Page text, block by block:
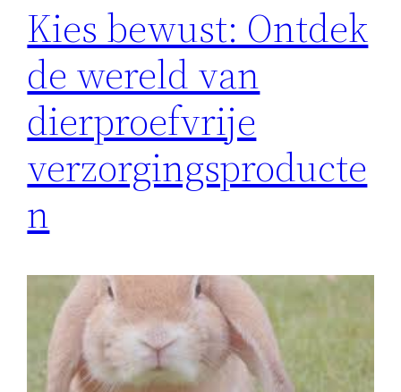
Kies bewust: Ontdek
de wereld van
dierproefvrije
verzorgingsproducte
n